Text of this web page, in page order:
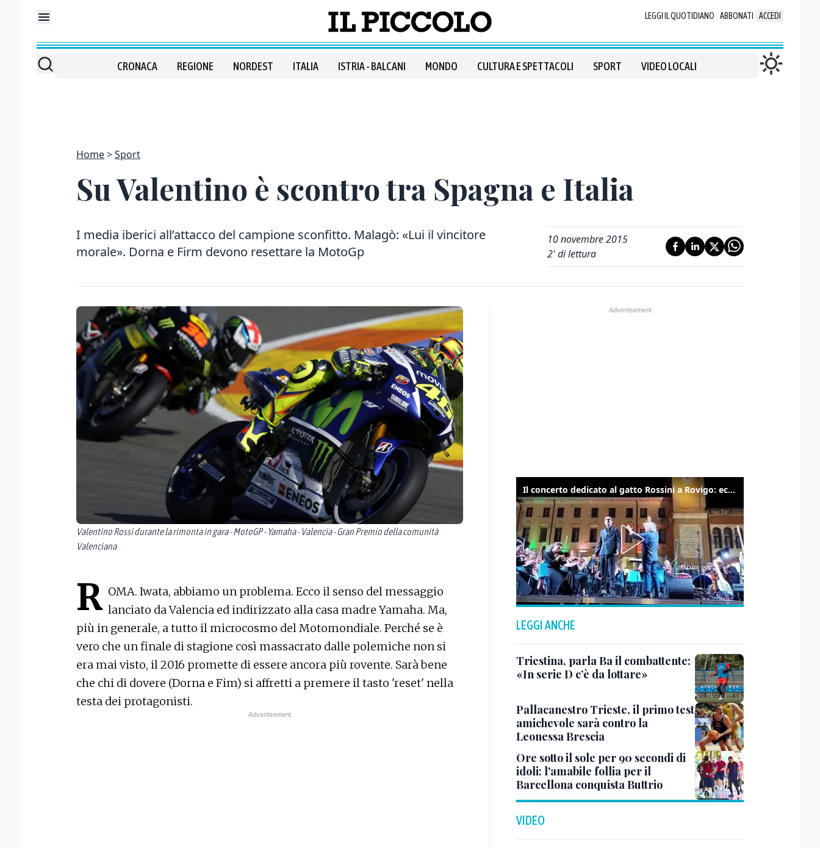
LEGGI IL QUOTIDIANO ABBONATI ACCEDI
CRONACA REGIONE NORDEST ITALIA ISTRIA - BALCANI MONDO CULTURA E SPETTACOLI SPORT VIDEO LOCALI
Home Sport
Su Valentino è scontro tra Spagna e Italia
I media iberici all’attacco del campione sconfitto. Malagò: «Lui il vincitore
morale». Dorna e Firm devono resettare la MotoGp
10 novembre 2015
2' di lettura
Valentino Rossi durante la rimonta in gara - MotoGP - Yamaha - Valencia - Gran Premio della comunità
Valenciana
R OMA. Iwata, abbiamo un problema. Ecco il senso del messaggio
lanciato da Valencia ed indirizzato alla casa madre Yamaha. Ma,
più in generale, a tutto il microcosmo del Motomondiale. Perché se è
vero che un finale di stagione così massacrato dalle polemiche non si
era mai visto, il 2016 promette di essere ancora più rovente. Sarà bene
che chi di dovere (Dorna e Fim) si affretti a premere il tasto 'reset' nella
testa dei protagonisti.
Il concerto dedicato al gatto Rossini a Rovigo: ecco un estratto
LEGGI ANCHE
Triestina, parla Ba il combattente:
«In serie D c’è da lottare»
Pallacanestro Trieste, il primo test
amichevole sarà contro la
Leonessa Brescia
Ore sotto il sole per 90 secondi di
idoli: l'amabile follia per il
Barcellona conquista Buttrio
VIDEO